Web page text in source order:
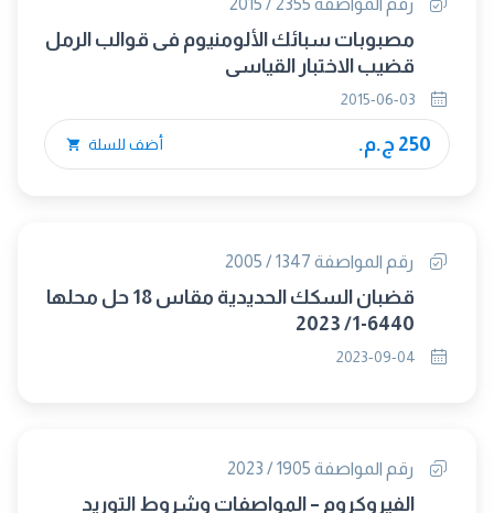
رقم المواصفة 2355 / 2015
مصبوبات سبائك الألومنيوم فى قوالب الرمل
قضيب الاختبار القياسى
250 ج.م. أضف للسلة
رقم المواصفة 1347 / 2005
قضبان السكك الحديدية مقاس 18 حل محلها
6440-1/ 2023
رقم المواصفة 1905 / 2023
الفيروكروم – المواصفات وشروط التوريد